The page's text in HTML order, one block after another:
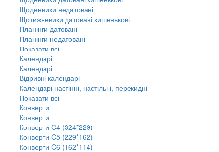
Щоденники недатовані
Щотижневики датовані кишенькові
Планінги датовані
Планінги недатовані
Показати всі
Календарі
Календарі
Відривні календарі
Календарі настінні, настільні, перекидні
Показати всі
Конверти
Конверти
Конверти C4 (324*229)
Конверти C5 (229*162)
Конверти C6 (162*114)